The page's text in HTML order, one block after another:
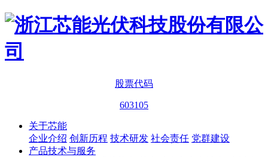
股票代码
603105
关于芯能
企业介绍 创新历程 技术研发 社会责任 党群建设
产品技术与服务